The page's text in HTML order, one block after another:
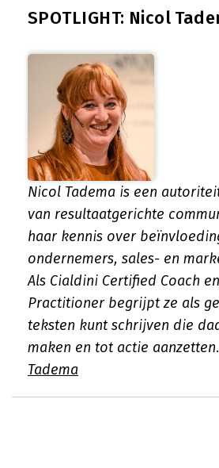
SPOTLIGHT: Nicol
Nicol Tadema is een
van resultaatgerichte
haar kennis over
ondernemers, sales- en
Als Cialdini Certified Coach
Practitioner begrijpt ze als
teksten kunt schrijven die
maken en tot actie aanzetten.
Tadema